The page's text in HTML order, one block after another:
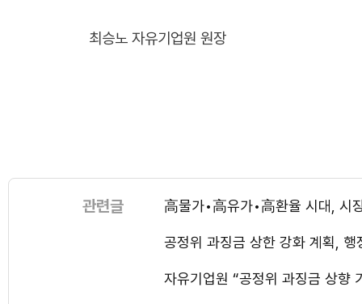
최승노 자유기업원 원장
관련글 高물가•高유가•高환율 시대, 시
공정위 과징금 상한 강화 계획,
자유기업원 “공정위 과징금 상향